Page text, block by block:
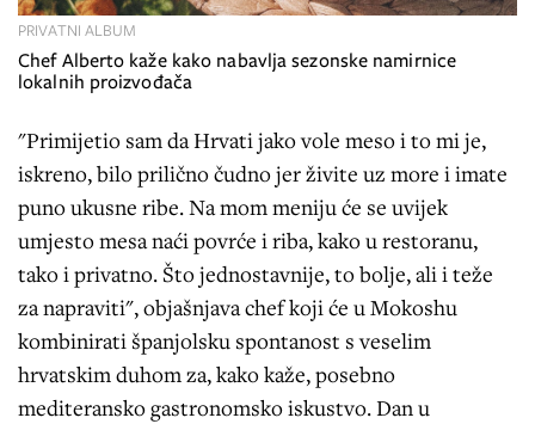
Chef Alberto kaže kako nabavlja sezonske namirnice
lokalnih proizvođača
PRIVATNI ALBUM
"Primijetio sam da Hrvati jako vole meso i to mi je,
iskreno, bilo prilično čudno jer živite uz more i imate
puno ukusne ribe. Na mom meniju će se uvijek
umjesto mesa naći povrće i riba, kako u restoranu,
tako i privatno. Što jednostavnije, to bolje, ali i teže
za napraviti", objašnjava chef koji će u Mokoshu
kombinirati španjolsku spontanost s veselim
hrvatskim duhom za, kako kaže, posebno
mediteransko gastronomsko iskustvo. Dan u